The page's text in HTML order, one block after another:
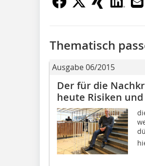
Thematisch
Ausgabe 06/2015
Der für die
heute Risiken